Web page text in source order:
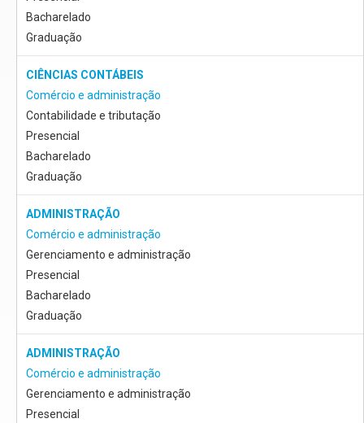
Bacharelado
Graduação
CIÊNCIAS CONTÁBEIS
Comércio e administração
Contabilidade e tributação
Presencial
Bacharelado
Graduação
ADMINISTRAÇÃO
Comércio e administração
Gerenciamento e administração
Presencial
Bacharelado
Graduação
ADMINISTRAÇÃO
Comércio e administração
Gerenciamento e administração
Presencial